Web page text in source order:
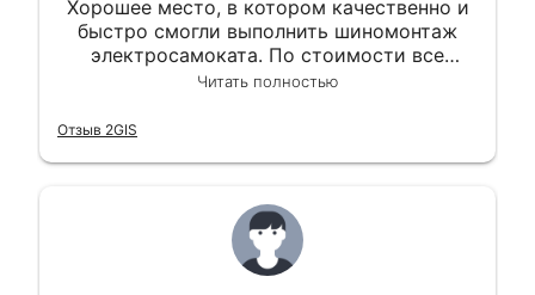
Хорошее место, в котором качественно и
быстро смогли выполнить шиномонтаж
электросамоката. По стоимости все
вышло вообще приемлемо хочу сказать.
Читать полностью
Отзыв 2GIS